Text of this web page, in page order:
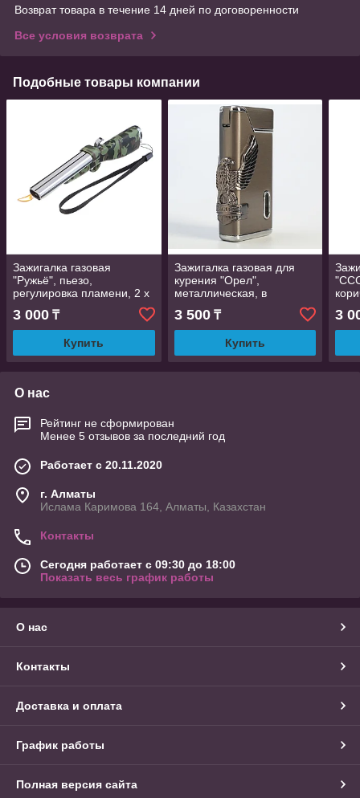
Возврат товара в течение 14 дней по договоренности
Все условия возврата
Подобные товары компании
Зажигалка газовая
"Ружьё", пьезо,
регулировка пламени, 2 х
3,8х 13 см
3 000 ₸
Купить
Зажигалка газовая для
курения "Орел",
металлическая, в
подарочной коробке,
пьезо, 6 х 8 см
3 500₸
Купить
3
О нас
Рейтинг не сформирован
Менее 5 отзывов за последний год
Работает с 20.11.2020
г. Алматы
Ислама Каримова 164, Алматы, Казахстан
Контакты
Сегодня работает с 09:30 до 18:00
Показать весь график работы
О нас
Контакты
Доставка и оплата
График работы
Полная версия сайта